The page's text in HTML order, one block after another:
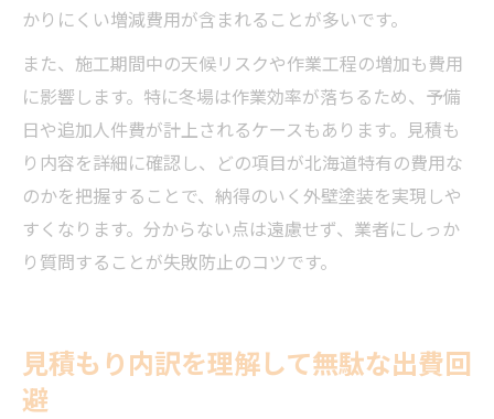
かりにくい増減費用が含まれることが多いです。
また、施工期間中の天候リスクや作業工程の増加も費用
に影響します。特に冬場は作業効率が落ちるため、予備
日や追加人件費が計上されるケースもあります。見積も
り内容を詳細に確認し、どの項目が北海道特有の費用な
のかを把握することで、納得のいく外壁塗装を実現しや
すくなります。分からない点は遠慮せず、業者にしっか
り質問することが失敗防止のコツです。
見積もり内訳を理解して無駄な出費回
避